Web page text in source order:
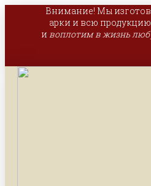
Внимание! Мы
арки и всю продукцию
и воплотим в жизнь